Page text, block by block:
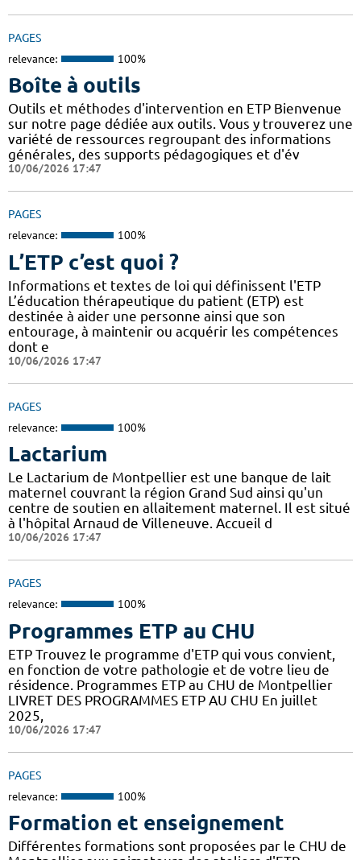
PAGES
relevance: 100%
Boîte à outils
Outils et méthodes d'intervention en ETP Bienvenue
sur notre page dédiée aux outils. Vous y trouverez une
variété de ressources regroupant des informations
générales, des supports pédagogiques et d'év
10/06/2026 17:47
PAGES
relevance: 100%
L’ETP c’est quoi ?
Informations et textes de loi qui définissent l'ETP
L’éducation thérapeutique du patient (ETP) est
destinée à aider une personne ainsi que son
entourage, à maintenir ou acquérir les compétences
dont e
10/06/2026 17:47
PAGES
relevance: 100%
Lactarium
Le Lactarium de Montpellier est une banque de lait
maternel couvrant la région Grand Sud ainsi qu'un
centre de soutien en allaitement maternel. Il est situé
à l'hôpital Arnaud de Villeneuve. Accueil d
10/06/2026 17:47
PAGES
relevance: 100%
Programmes ETP au CHU
ETP Trouvez le programme d'ETP qui vous convient,
en fonction de votre pathologie et de votre lieu de
résidence. Programmes ETP au CHU de Montpellier
LIVRET DES PROGRAMMES ETP AU CHU En juillet
2025,
10/06/2026 17:47
PAGES
relevance: 100%
Formation et enseignement
Différentes formations sont proposées par le CHU de